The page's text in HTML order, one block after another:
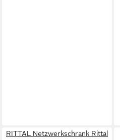
RITTAL Netzwerkschrank Rittal